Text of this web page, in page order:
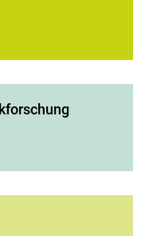
Amerikanistik: